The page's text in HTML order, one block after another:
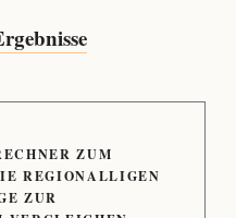
ZUM
REGIONALLIGEN
ZUR